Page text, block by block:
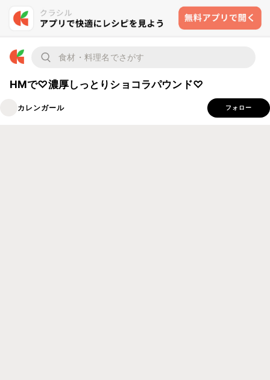
HMで♡濃厚しっとりショコラパウンド♡
カレンガール フォロー